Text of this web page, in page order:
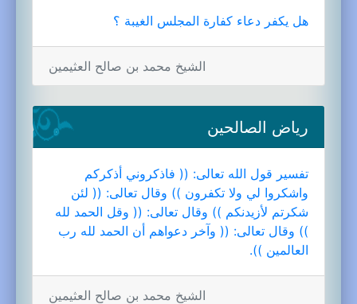
هل يكفر دعاء كفارة المجلس الغيبة ؟
الشيخ محمد بن صالح العثيمين
رياض الصالحين
تفسير قول الله تعالى: (( فاذكروني أذكركم
واشكروا لي ولا تكفرون )) وقال تعالى: (( لئن
شكرتم لأزيدنكم )) وقال تعالى: (( وقل الحمد لله
)) وقال تعالى: (( وآخر دعواهم أن الحمد لله رب
العالمين )).
الشيخ محمد بن صالح العثيمين